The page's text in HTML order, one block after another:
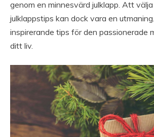
genom en minnesvärd julklapp. Att
julklappstips kan dock vara en
inspirerande tips för den passionerade
ditt liv.